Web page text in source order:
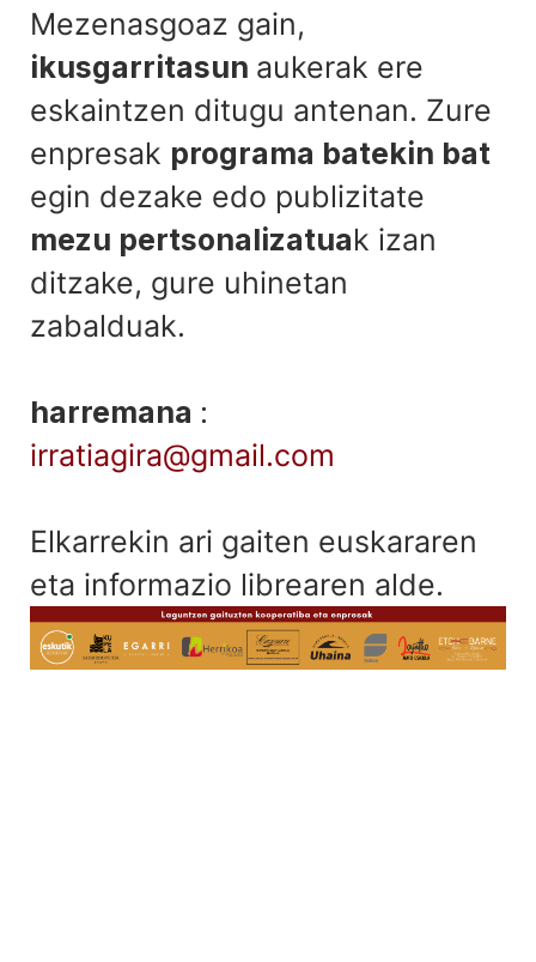
Mezenasgoaz gain,
ikusgarritasun aukerak ere
eskaintzen ditugu antenan. Zure
enpresak programa batekin bat
egin dezake edo publizitate
mezu pertsonalizatuak izan
ditzake, gure uhinetan
zabalduak.
harremana :
irratiagira@gmail.com
Elkarrekin ari gaiten euskararen
eta informazio librearen alde.